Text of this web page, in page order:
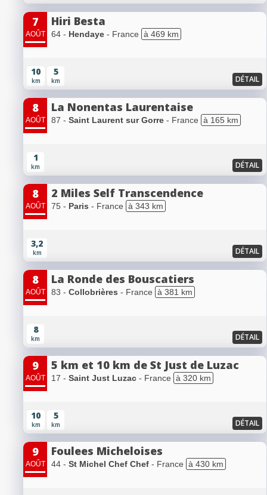
7
AOÛT
Hiri Besta
64 - Hendaye - France à 469 km
10
km
5
km DÉTAIL
8
AOÛT
La Nonentas Laurentaise
87 - Saint Laurent sur Gorre - France à 165 km
1
km DÉTAIL
8
AOÛT
2 Miles Self Transcendence
75 - Paris - France à 343 km
3,2
km DÉTAIL
8
AOÛT
La Ronde des Bouscatiers
83 - Collobrières - France à 381 km
8
km DÉTAIL
9
AOÛT
5 km et 10 km de St Just de Luzac
17 - Saint Just Luzac - France à 320 km
10
km
5
km DÉTAIL
9
AOÛT
Foulees Micheloises
44 - St Michel Chef Chef - France à 430 km